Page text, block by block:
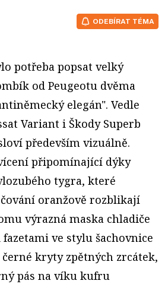
ODEBÍRAT TÉMA
potřeba popsat velký
od Peugeotu dvěma
elegán". Vedle
Variant i Škody Superb
především vizuálně.
připomínající dýky
tygra, které
oranžově rozblikají
výrazná maska chladiče
ve stylu šachovnice
kryty zpětných zrcátek,
pás na víku kufru